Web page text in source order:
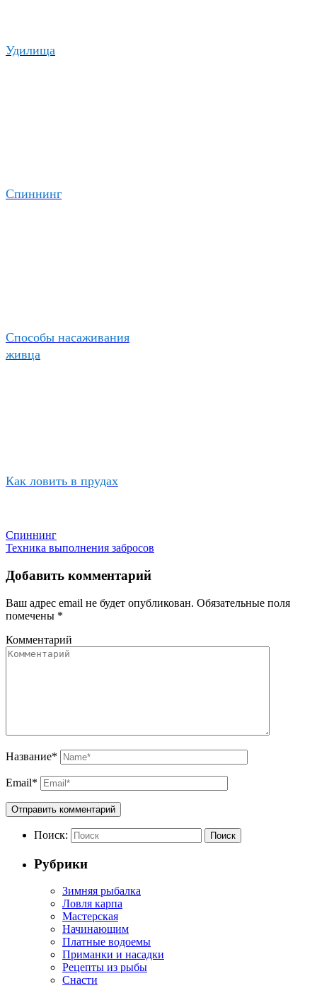
Удилища
Спиннинг
Способы насаживания
живца
Как ловить в прудах
Спиннинг
Техника выполнения забросов
Добавить комментарий
Ваш адрес email не будет опубликован. Обязательные поля
помечены *
Комментарий
Название*
Email*
Поиск: Поиск
Рубрики
Зимняя рыбалка
Ловля карпа
Мастерская
Начинающим
Платные водоемы
Приманки и насадки
Рецепты из рыбы
Снасти